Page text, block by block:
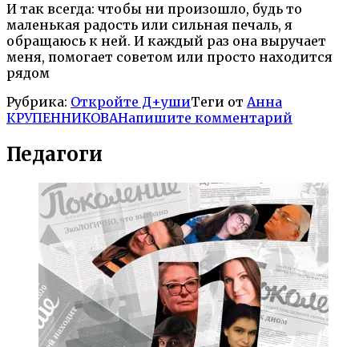
И так всегда: чтобы ни произошло, будь то
маленькая радость или сильная печаль, я
обращаюсь к ней. И каждый раз она выручает
меня, помогает советом или просто находится
рядом
Рубрика: Откройте Д+ушиТеги от Анна
КРУПЕННИКОВАНапишите комментарий
Педагоги